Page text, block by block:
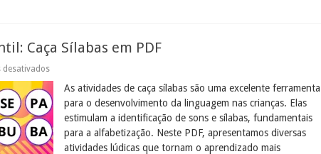
Caça Sílabas em PDF
desativadosem
educação
infantil:
Caça
Sílabas
em
PDF
As atividades de caça sílabas são uma excelente ferramenta
para o desenvolvimento da linguagem nas crianças. Elas
estimulam a identificação de sons e sílabas, fundamentais
para a alfabetização. Neste PDF, apresentamos diversas
atividades lúdicas que tornam o aprendizado mais